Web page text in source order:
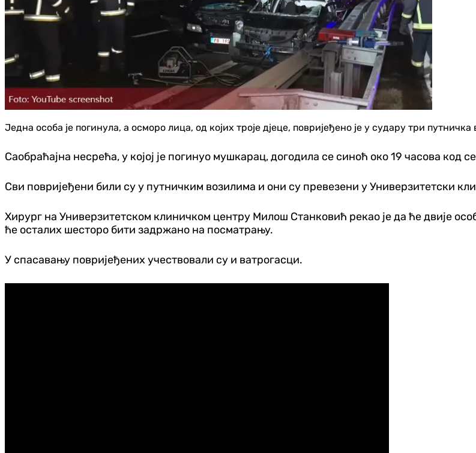
Једна особа је погинула, а осморо лица, од којих троје дјеце, повријеђено је у судару три
Саобраћајна несрећа, у којој је погинуо мушкарац, догодила се синоћ око 19 часова код
Сви повријеђени били су у путничким возилима и они су превезени у Универзитетски
Хирург на Универзитетском клиничком центру Милош Станковић рекао је да ће двије
ће осталих шесторо бити задржано на посматрању.
У спасавању повријеђених учествовали су и ватрогасци.